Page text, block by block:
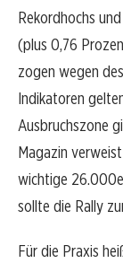
Rekordhochs
(plus 0,76
zogen wegen
Indikatoren
Ausbruchszone
Magazin
wichtige
sollte die Rally
Für die Praxis